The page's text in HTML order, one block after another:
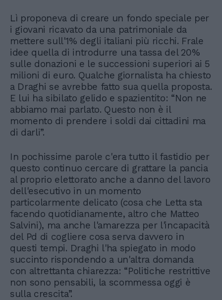
Lì proponeva di creare un fondo speciale per
i giovani ricavato da una patrimoniale da
mettere sull'1% degli italiani più ricchi. Frale
idee quella di introdurre una tassa del 20%
sulle donazioni e le successioni superiori ai 5
milioni di euro. Qualche giornalista ha chiesto
a Draghi se avrebbe fatto sua quella proposta.
E lui ha sibilato gelido e spazientito: “Non ne
abbiamo mai parlato. Questo non è il
momento di prendere i soldi dai cittadini ma
di darli”.
In pochissime parole c'era tutto il fastidio per
questo continuo cercare di grattare la pancia
al proprio elettorato anche a danno del lavoro
dell'esecutivo in un momento
particolarmente delicato (cosa che Letta sta
facendo quotidianamente, altro che Matteo
Salvini), ma anche l'amarezza per l'incapacità
del Pd di cogliere cosa serva davvero in
questi tempi. Draghi l'ha spiegato in modo
succinto rispondendo a un'altra domanda
con altrettanta chiarezza: “Politiche restrittive
non sono pensabili, la scommessa oggi è
sulla crescita”.